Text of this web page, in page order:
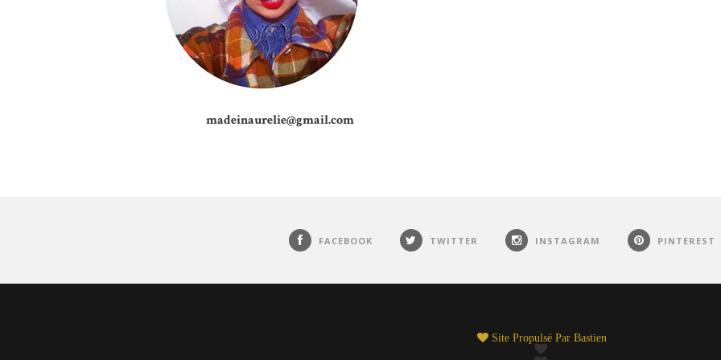
madeinaurelie@gmail.com
FACEBOOK TWITTER INSTAGRAM PINTEREST
Site Propulsé Par Bastien